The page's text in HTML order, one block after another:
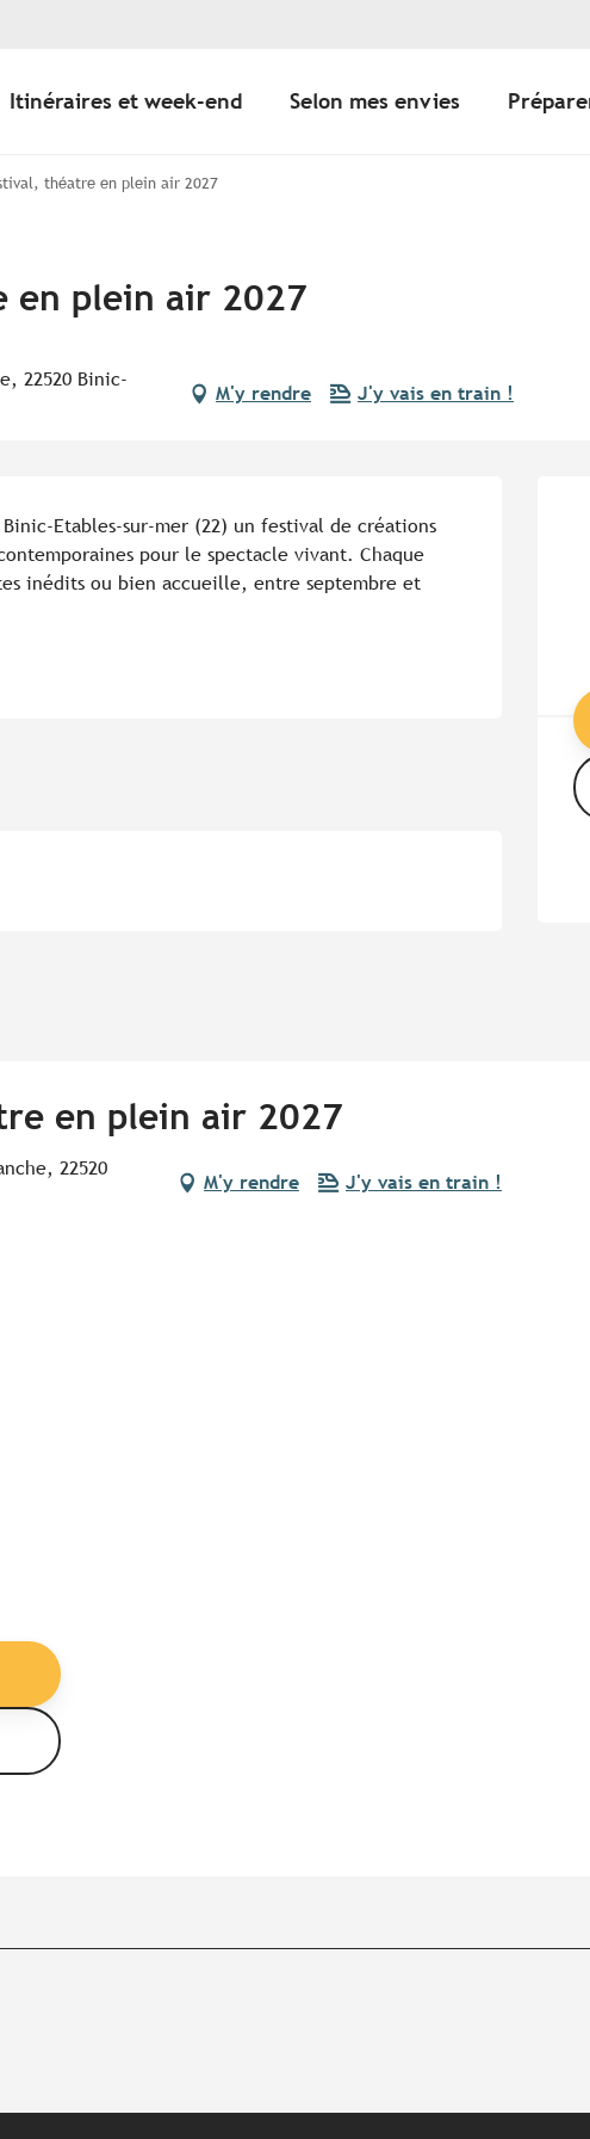
Itinéraires et week-end Selon mes envies
théatre en plein air 2027
en plein air 2027
22520 Binic-
M'y rendre J'y vais en train !
Etables-sur-mer (22) un festival de créations
pour le spectacle vivant. Chaque
inédits ou bien accueille, entre septembre et
en plein air 2027
22520
M'y rendre J'y vais en train !